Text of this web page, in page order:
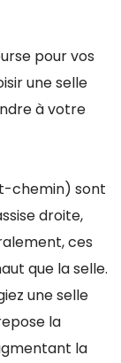
pour vos
une selle
à votre
chemin) sont
droite,
ces
que la selle.
une selle
la
la